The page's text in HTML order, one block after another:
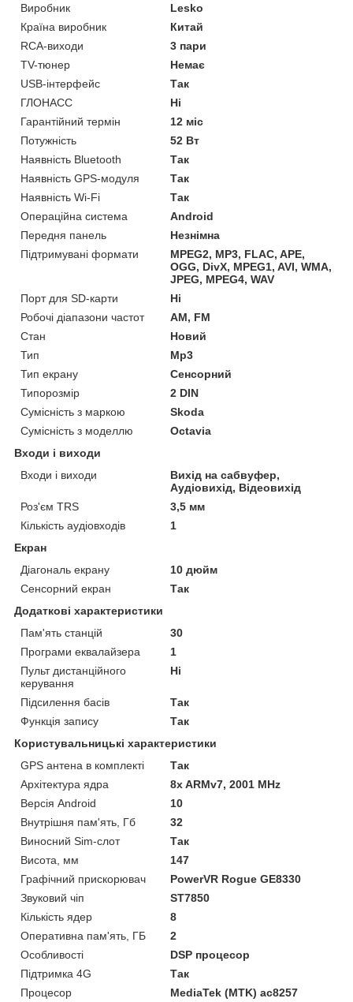
Виробник
Lesko
Країна виробник
Китай
RCA-виходи
3 пари
TV-тюнер
Немає
USB-інтерфейс
Так
ГЛОНАСС
Ні
Гарантійний термін
12 міс
Потужність
52 Вт
Наявність Bluetooth
Так
Наявність GPS-модуля
Так
Наявність Wi-Fi
Так
Операційна система
Android
Передня панель
Незнімна
Підтримувані формати
MPEG2, MP3, FLAC, APE,
OGG, DivX, MPEG1, AVI, WMA,
JPEG, MPEG4, WAV
Порт для SD-карти
Ні
Робочі діапазони частот
AM, FM
Стан
Новий
Тип
Mp3
Тип екрану
Сенсорний
Типорозмір
2 DIN
Сумісність з маркою
Skoda
Сумісність з моделлю
Octavia
Входи і виходи
Входи і виходи
Вихід на сабвуфер,
Аудіовихід, Відеовихід
Роз'єм TRS
3,5 мм
Кількість аудіовходів
1
Екран
Діагональ екрану
10 дюйм
Сенсорний екран
Так
Додаткові характеристики
Пам'ять станцій
30
Програми еквалайзера
1
Пульт дистанційного
керування
Ні
Підсилення басів
Так
Функція запису
Так
Користувальницькі характеристики
GPS антена в комплекті
Так
Архітектура ядра
8x ARMv7, 2001 MHz
Версія Android
10
Внутрішня пам'ять, Гб
32
Виносний Sim-слот
Так
Висота, мм
147
Графічний прискорювач
PowerVR Rogue GE8330
Звуковий чіп
ST7850
Кількість ядер
8
Оперативна пам'ять, ГБ
2
Особливості
DSP процесор
Підтримка 4G
Так
Процесор
MediaTek (MTK) ac8257